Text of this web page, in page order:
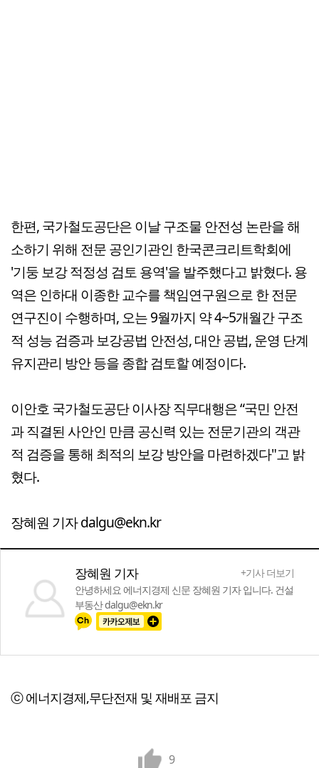
한편, 국가철도공단은 이날 구조물 안전성 논란을 해
소하기 위해 전문 공인기관인 한국콘크리트학회에
'기둥 보강 적정성 검토 용역'을 발주했다고 밝혔다. 용
역은 인하대 이종한 교수를 책임연구원으로 한 전문
연구진이 수행하며, 오는 9월까지 약 4~5개월간 구조
적 성능 검증과 보강공법 안전성, 대안 공법, 운영 단계
유지관리 방안 등을 종합 검토할 예정이다.
이안호 국가철도공단 이사장 직무대행은 “국민 안전
과 직결된 사안인 만큼 공신력 있는 전문기관의 객관
적 검증을 통해 최적의 보강 방안을 마련하겠다"고 밝
혔다.
장혜원 기자 dalgu@ekn.kr
장혜원 기자
+기사 더보기
안녕하세요 에너지경제 신문 장혜원 기자 입니다. 건설
부동산 dalgu@ekn.kr
ⓒ 에너지경제,무단전재 및 재배포 금지
9